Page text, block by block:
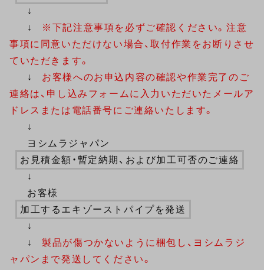
↓
↓
※下記注意事項を必ずご確認ください。注意
事項に同意いただけない場合、取付作業をお断りさせ
ていただきます。
↓
お客様へのお申込内容の確認や作業完了のご
連絡は、申し込みフォームに入力いただいたメールア
ドレスまたは電話番号にご連絡いたします。
↓
ヨシムラジャパン
お見積金額・暫定納期、および加工可否のご連絡
↓
お客様
加工するエキゾーストパイプを発送
↓
↓
製品が傷つかないように梱包し、ヨシムラジ
ャパンまで発送してください。